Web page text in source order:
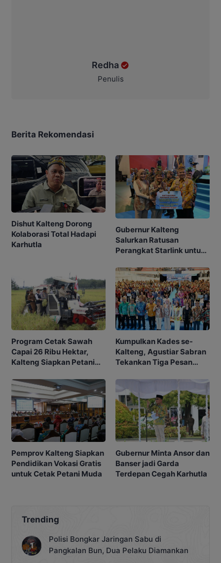
Redha
Penulis
Berita Rekomendasi
Dishut Kalteng Dorong
Kolaborasi Total Hadapi
Karhutla
Gubernur Kalteng
Salurkan Ratusan
Perangkat Starlink untuk
Program Cetak Sawah
Capai 26 Ribu Hektar,
Kalteng Siapkan Petani
Kumpulkan Kades se-
Kalteng, Agustiar Sabran
Tekankan Tiga Pesan
Pemprov Kalteng Siapkan
Pendidikan Vokasi Gratis
untuk Cetak Petani Muda
Gubernur Minta Ansor dan
Banser jadi Garda
Terdepan Cegah Karhutla
Trending
Polisi Bongkar Jaringan Sabu di
Pangkalan Bun, Dua Pelaku Diamankan